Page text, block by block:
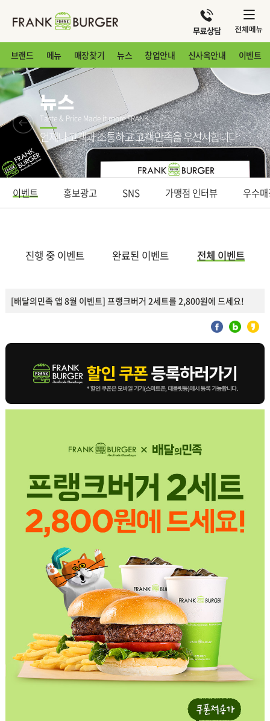
브랜드 메뉴 매장찾기 뉴스 창업안내 신사옥안내 이벤트
뉴스
Taste & Price Made it more FRANK
언제나 고객과 소통하고 고객 만족을 우선시합니다
이벤트 홍보광고 SNS 가맹점 인터뷰 우수
진행 중 이벤트 완료된 이벤트 전체 이벤트
[배달의민족 앱 8월 이벤트] 프랭크버거 2세트를 2,800원에 드세요!